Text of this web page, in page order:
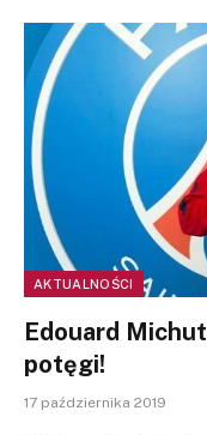
AKTUALNOŚCI
Edouard
potęgi!
17 października 2019